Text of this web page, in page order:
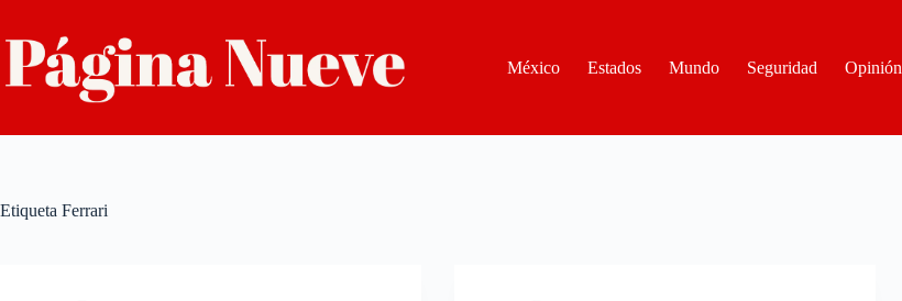
contenido
México
Estados Mundo Seguridad Opinión
Etiqueta Ferrari